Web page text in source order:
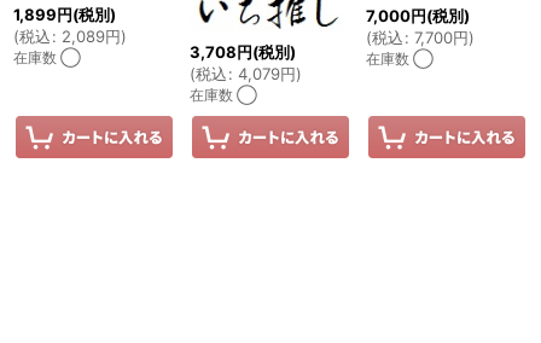
1,899円(税別)
(税込: 2,089円)
在庫数 ◯ 3,708円(税別)
(税込: 4,079円)
在庫数 ◯
7,000円(税別)
(税込: 7,700円)
在庫数 ◯